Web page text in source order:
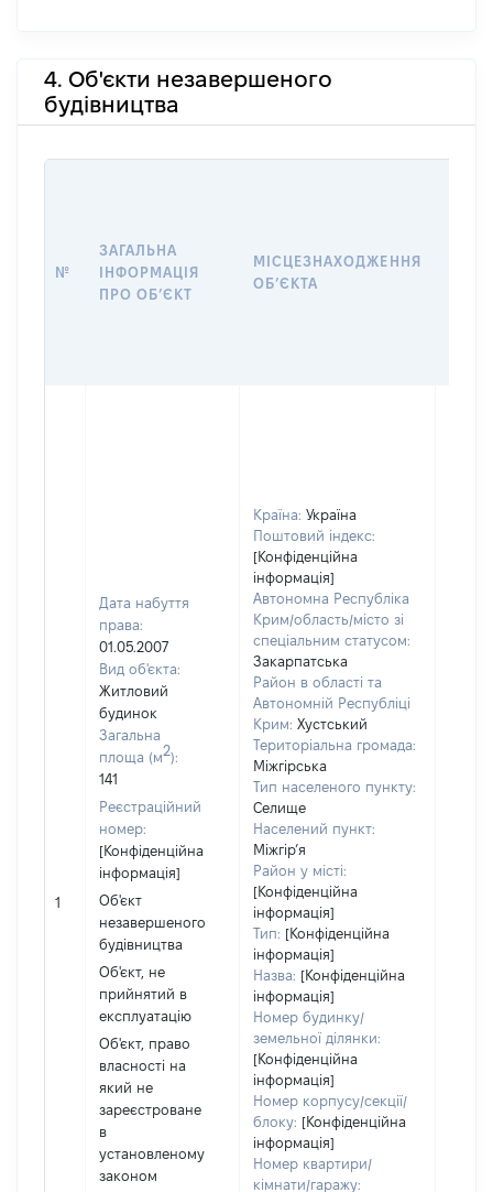
4. Об'єкти незавершеного
будівництва
№
ЗАГАЛЬНА
ІНФОРМАЦІЯ
ПРО ОБʼЄКТ
МІСЦЕЗНАХОДЖЕННЯ
ОБʼЄКТА
1
Дата набуття
права:
01.05.2007
Вид об'єкта:
Житловий
будинок
Загальна
площа (м2):
141
Реєстраційний
номер:
[Конфіденційна
інформація]
Об'єкт
незавершеного
будівництва
Об'єкт, не
прийнятий в
експлуатацію
Об'єкт, право
власності на
який не
зареєстроване
в
установленому
законом
Країна: Україна
Поштовий індекс:
[Конфіденційна
інформація]
Автономна Республіка
Крим/область/місто зі
спеціальним статусом:
Закарпатська
Район в області та
Автономній Республіці
Крим: Хустський
Територіальна громада:
Міжгірська
Тип населеного пункту:
Селище
Населений пункт:
Міжгір’я
Район у місті:
[Конфіденційна
інформація]
Тип: [Конфіденційна
інформація]
Назва: [Конфіденційна
інформація]
Номер будинку/
земельної ділянки:
[Конфіденційна
інформація]
Номер корпусу/секції/
блоку: [Конфіденційна
інформація]
Номер квартири/
кімнати/гаражу: